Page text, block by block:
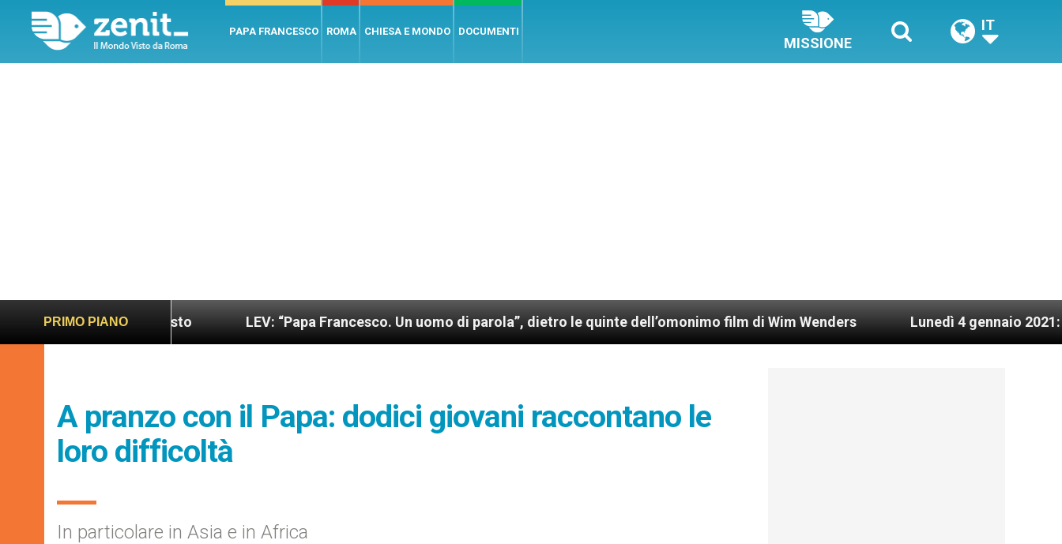
PAPA FRANCESCO ROMA CHIESA E MONDO DOCUMENTI
MISSIONE
IT
PRIMO PIANO
sano e giusto LEV: “Papa Francesco. Un uomo di parola”, dietro le quinte dell’omonimo film di Wim Wenders Lunedì 4 gennaio 2021: Possesso
A pranzo con il Papa: dodici giovani raccontano le
loro difficoltà
In particolare in Asia e in Africa